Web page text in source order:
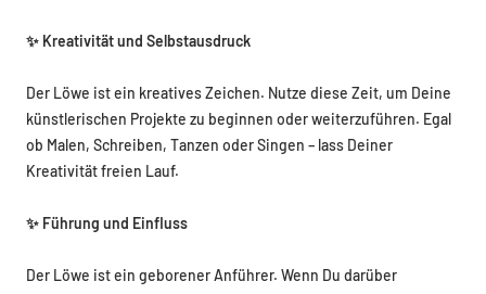
✨ Kreativität und Selbstausdruck
Der Löwe ist ein kreatives Zeichen. Nutze diese Zeit, um Deine
künstlerischen Projekte zu beginnen oder weiterzuführen. Egal
ob Malen, Schreiben, Tanzen oder Singen – lass Deiner
Kreativität freien Lauf.
✨ Führung und Einfluss
Der Löwe ist ein geborener Anführer. Wenn Du darüber